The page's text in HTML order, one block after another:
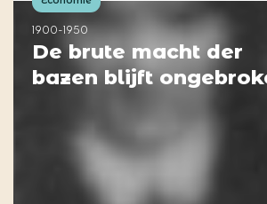
1900-1950
De brute macht der
bazen blijft